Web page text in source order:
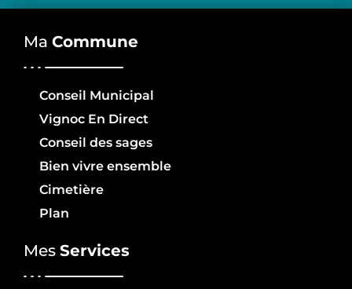
Ma Commune
Conseil Municipal
Vignoc En Direct
Conseil des sages
Bien vivre ensemble
Cimetière
Plan
Mes Services